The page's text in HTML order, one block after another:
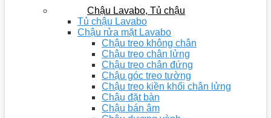
Chậu Lavabo, Tủ chậu
Tủ chậu Lavabo
Chậu rửa mặt Lavabo
Chậu treo không chân
Chậu treo chân lửng
Chậu treo chân đứng
Chậu góc treo tường
Chậu treo kiền khối chân lửng
Chậu đặt bàn
Chậu bán âm